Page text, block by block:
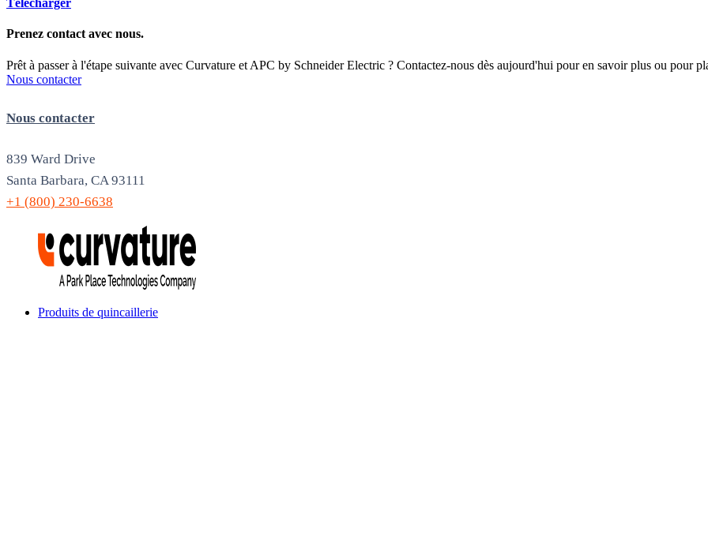
Télécharger
Prenez contact avec nous.
Prêt à passer à l'étape suivante avec Curvature et APC by Schneider Electric ? Contactez-nous dès aujourd'hui pour en savoir plus ou pour
Nous contacter
Nous contacter
839 Ward Drive
Santa Barbara, CA 93111
+1 (800) 230-6638
Produits de quincaillerie